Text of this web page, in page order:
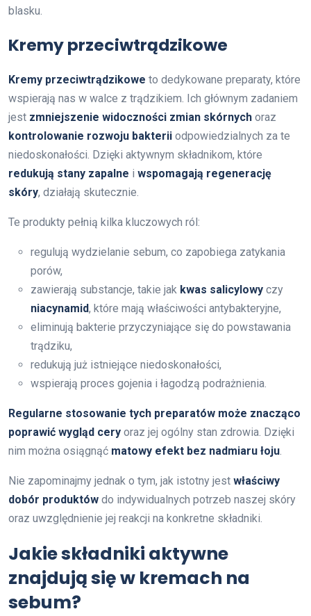
blasku.
Kremy przeciwtrądzikowe
Kremy przeciwtrądzikowe to dedykowane preparaty, które
wspierają nas w walce z trądzikiem. Ich głównym zadaniem
jest zmniejszenie widoczności zmian skórnych oraz
kontrolowanie rozwoju bakterii odpowiedzialnych za te
niedoskonałości. Dzięki aktywnym składnikom, które
redukują stany zapalne i wspomagają regenerację
skóry, działają skutecznie.
Te produkty pełnią kilka kluczowych ról:
regulują wydzielanie sebum, co zapobiega zatykania
porów,
zawierają substancje, takie jak kwas salicylowy czy
niacynamid, które mają właściwości antybakteryjne,
eliminują bakterie przyczyniające się do powstawania
trądziku,
redukują już istniejące niedoskonałości,
wspierają proces gojenia i łagodzą podrażnienia.
Regularne stosowanie tych preparatów może znacząco
poprawić wygląd cery oraz jej ogólny stan zdrowia. Dzięki
nim można osiągnąć matowy efekt bez nadmiaru łoju.
Nie zapominajmy jednak o tym, jak istotny jest właściwy
dobór produktów do indywidualnych potrzeb naszej skóry
oraz uwzględnienie jej reakcji na konkretne składniki.
Jakie składniki aktywne
znajdują się w kremach na
sebum?